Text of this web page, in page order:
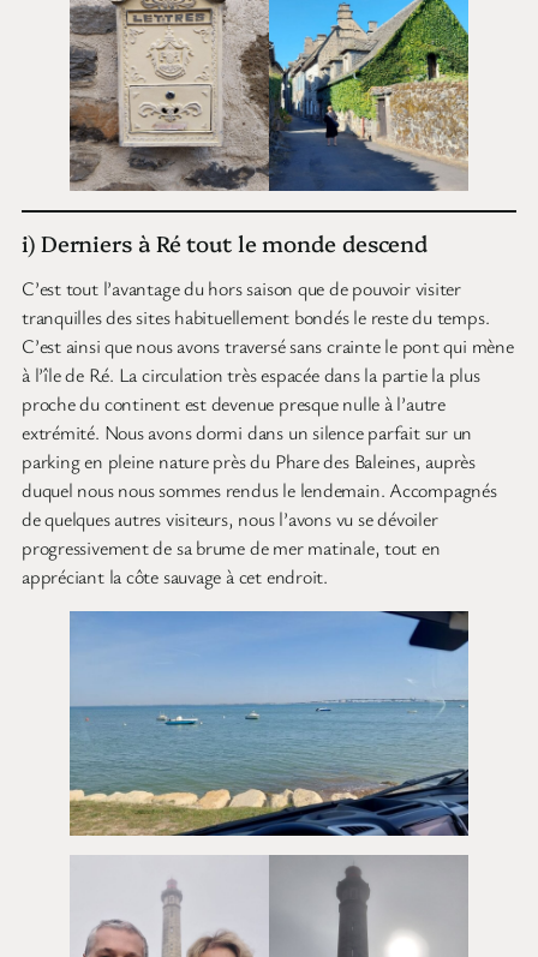
i) Derniers à Ré tout le monde descend
C’est tout l’avantage du hors saison que de pouvoir visiter
tranquilles des sites habituellement bondés le reste du temps.
C’est ainsi que nous avons traversé sans crainte le pont qui mène
à l’île de Ré. La circulation très espacée dans la partie la plus
proche du continent est devenue presque nulle à l’autre
extrémité. Nous avons dormi dans un silence parfait sur un
parking en pleine nature près du Phare des Baleines, auprès
duquel nous nous sommes rendus le lendemain. Accompagnés
de quelques autres visiteurs, nous l’avons vu se dévoiler
progressivement de sa brume de mer matinale, tout en
appréciant la côte sauvage à cet endroit.